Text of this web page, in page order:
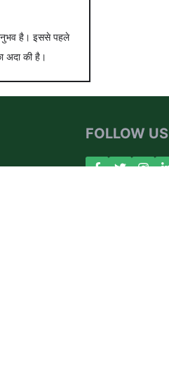
अनुभव है। इससे पहले
अदा की है।
FOLLOW US